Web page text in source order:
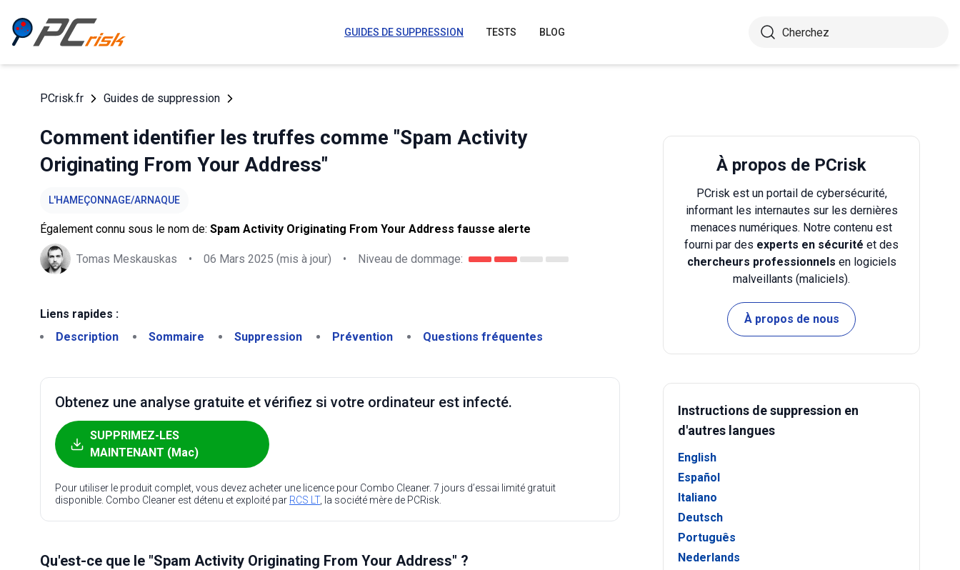
GUIDES DE SUPPRESSION TESTS BLOG
PCrisk.fr Guides de suppression
Comment identifier les truffes comme "Spam Activity
Originating From Your Address"
L'HAMEÇONNAGE/ARNAQUE
Également connu sous le nom de: Spam Activity Originating From Your Address fausse alerte
Tomas Meskauskas • 06 Mars 2025 (mis à jour) • Niveau de dommage:
Liens rapides :
Description
Sommaire Suppression Prévention Questions fréquentes
Obtenez une analyse gratuite et vérifiez si votre ordinateur est infecté.
SUPPRIMEZ-LES
MAINTENANT (Mac)
Pour utiliser le produit complet, vous devez acheter une licence pour Combo Cleaner. 7 jours d’essai limité gratuit
disponible. Combo Cleaner est détenu et exploité par RCS LT, la société mère de PCRisk.
Qu'est-ce que le "Spam Activity Originating From Your Address" ?
À propos de PCrisk
PCrisk est un portail de cybersécurité,
informant les internautes sur les dernières
menaces numériques. Notre contenu est
fourni par des experts en sécurité et des
chercheurs professionnels en logiciels
malveillants (maliciels).
À propos de nous
Instructions de suppression en
d'autres langues
English
Español
Italiano
Deutsch
Português
Nederlands